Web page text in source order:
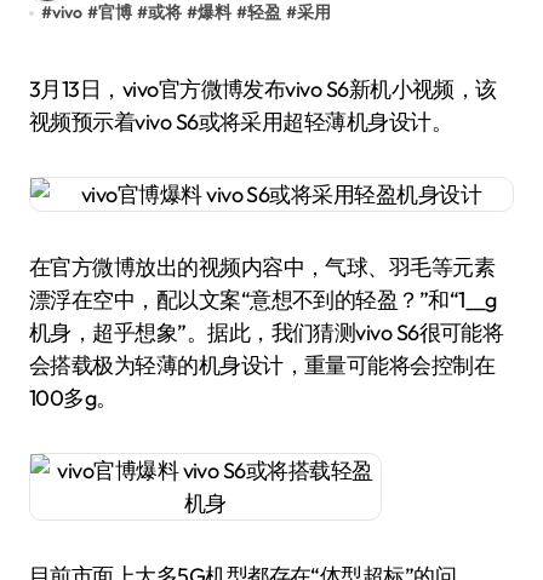
#vivo #官博 #或将 #爆料 #轻盈 #采用
3月13日，vivo官方微博发布vivo S6新机小视频，该
视频预示着vivo S6或将采用超轻薄机身设计。
在官方微博放出的视频内容中，气球、羽毛等元素
漂浮在空中，配以文案“意想不到的轻盈？”和“1__g
机身，超乎想象”。据此，我们猜测vivo S6很可能将
会搭载极为轻薄的机身设计，重量可能将会控制在
100多g。